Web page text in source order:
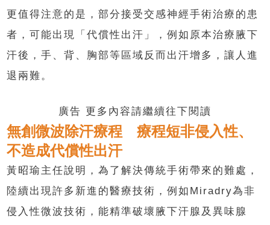
更值得注意的是，部分接受交感神經手術治療的患
者，可能出現「代償性出汗」，例如原本治療腋下
汗後，手、背、胸部等區域反而出汗增多，讓人進
退兩難。
廣告 更多內容請繼續往下閱讀
無創微波除汗療程 療程短非侵入性、
不造成代償性出汗
黃昭瑜主任說明，為了解決傳統手術帶來的難處，
陸續出現許多新進的醫療技術，例如Miradry為非
侵入性微波技術，能精準破壞腋下汗腺及異味腺